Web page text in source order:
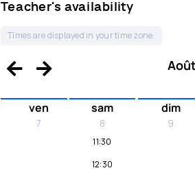
Teacher's availability
Times are displayed in your time zone.
ven
7
sam
8
dim
9
11:30
12:30